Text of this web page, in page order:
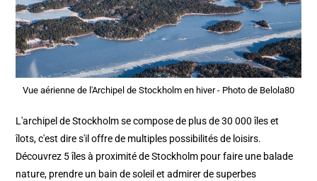
Vue aérienne de l'Archipel de Stockholm en hiver - Photo de Belola80
L'archipel de Stockholm se compose de plus de 30 000 îles et
îlots, c'est dire s'il offre de multiples possibilités de loisirs.
Découvrez 5 îles à proximité de Stockholm pour faire une balade
nature, prendre un bain de soleil et admirer de superbes